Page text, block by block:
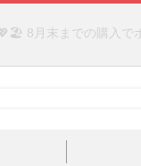
8月末までの購入で